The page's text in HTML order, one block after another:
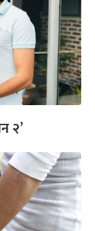
२’